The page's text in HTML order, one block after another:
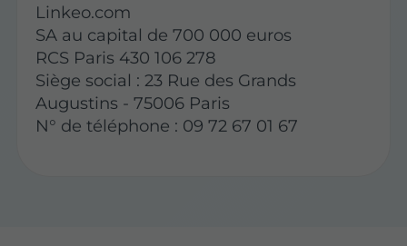
Linkeo.com
SA au capital de 700 000 euros
RCS Paris 430 106 278
Siège social : 23 Rue des Grands
Augustins - 75006 Paris
N° de téléphone : 09 72 67 01 67